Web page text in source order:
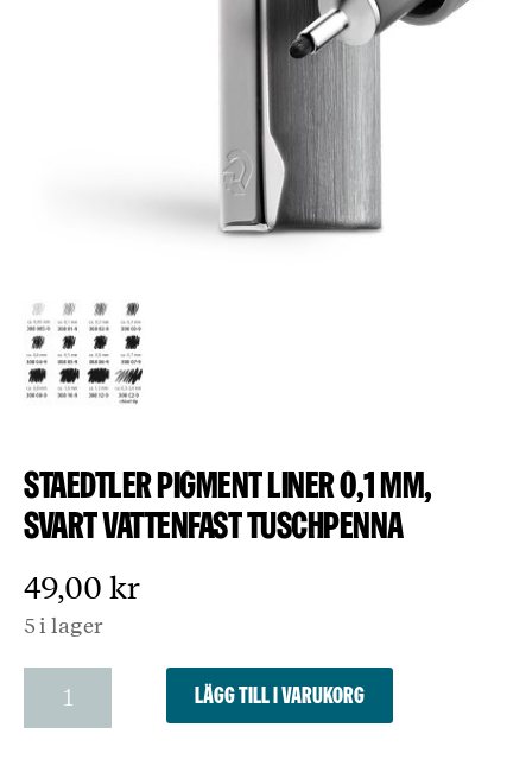
Staedtler Pigment liner 0,1 mm,
svart vattenfast tuschpenna
49,00 kr
5 i lager
Pigment
liner
Lägg till i varukorg